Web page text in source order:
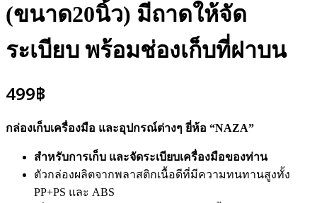
(ขนาด20นิ้ว) มีถาดให้จัด
ระเบียบ พร้อมช่องเก็บที่ฝาบน
499฿
กล่องเก็บเครื่องมือ และอุปกรณ์ต่างๆ ยี่ห้อ “NAZA”
สำหรับการเก็บ และจัดระเบียบเครื่องมือของท่าน
ตัวกล่องผลิตจากพลาสติกเนื้อดีที่มีความทนทานสูงทั้ง
PP+PS และ ABS